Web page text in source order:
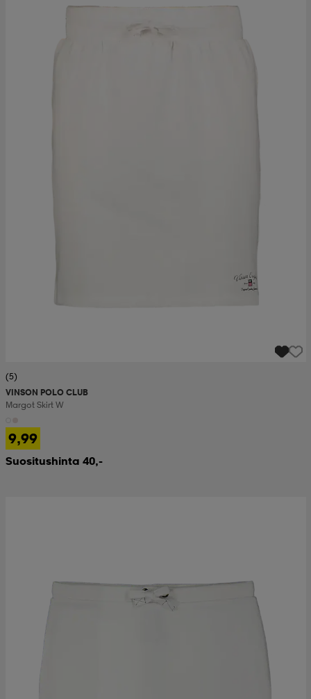
(5)
VINSON POLO CLUB
Margot Skirt W
9,99
Suositushinta 40,-